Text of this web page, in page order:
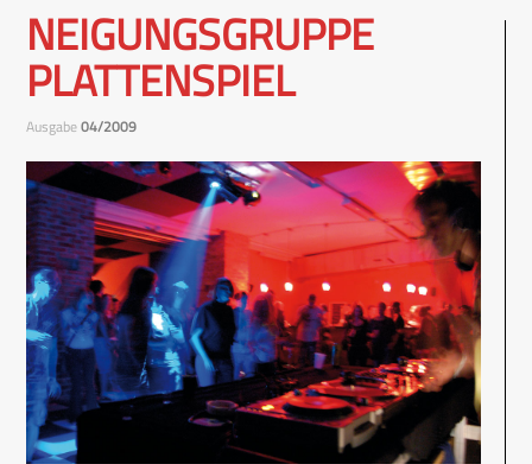
NEIGUNGSGRUPPE
PLATTENSPIEL
Ausgabe04/2009